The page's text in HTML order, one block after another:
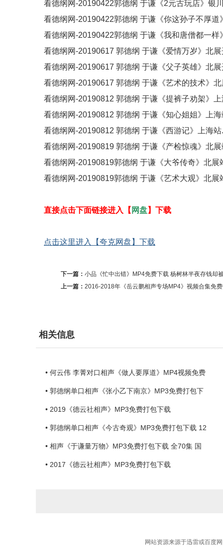
看德纲网-20190422郭德纲 于谦《2元古玩店》银
看德纲网-20190422郭德纲 于谦《你这孙子不厚道
看德纲网-20190422郭德纲 于谦《我和唐僧都一样
看德纲网-20190617 郭德纲 于谦《爱情万岁》北
看德纲网-20190617 郭德纲 于谦《父子英雄》北
看德纲网-20190617 郭德纲 于谦《艺术的技术》
看德纲网-20190812 郭德纲 于谦《提裤子劝架》
看德纲网-20190812 郭德纲 于谦《知心姐姐》上
看德纲网-20190812 郭德纲 于谦《西游记》上海站
看德纲网-20190819 郭德纲 于谦《产检惊魂》北
看德纲网-20190819郭德纲 于谦《大爷传奇》北展
看德纲网-20190819郭德纲 于谦《艺术大观》北展
直接点击下面链接进入【 网盘】下载
点击这里进入【夸克网盘】下载
下一篇： 小品《忙中出错》MP4免费下载 杨树林半夜存钱却
上一篇： 2016-2018年《岳云鹏相声专场MP4》视频合集免
相关信息
• 何云伟 李菁对口相声《做人要厚道》MP4视频免费
• 郭德纲单口相声《张小乙下南京》MP3免费打包下
• 2019《德云社相声》MP3免费打包下载
• 郭德纲单口相声《今古奇观》MP3免费打包下载 12
• 相声《于谦量万物》MP3免费打包下载 全70集 国
• 2017《德云社相声》MP3免费打包下载
网站资源来源于迅雷或百度